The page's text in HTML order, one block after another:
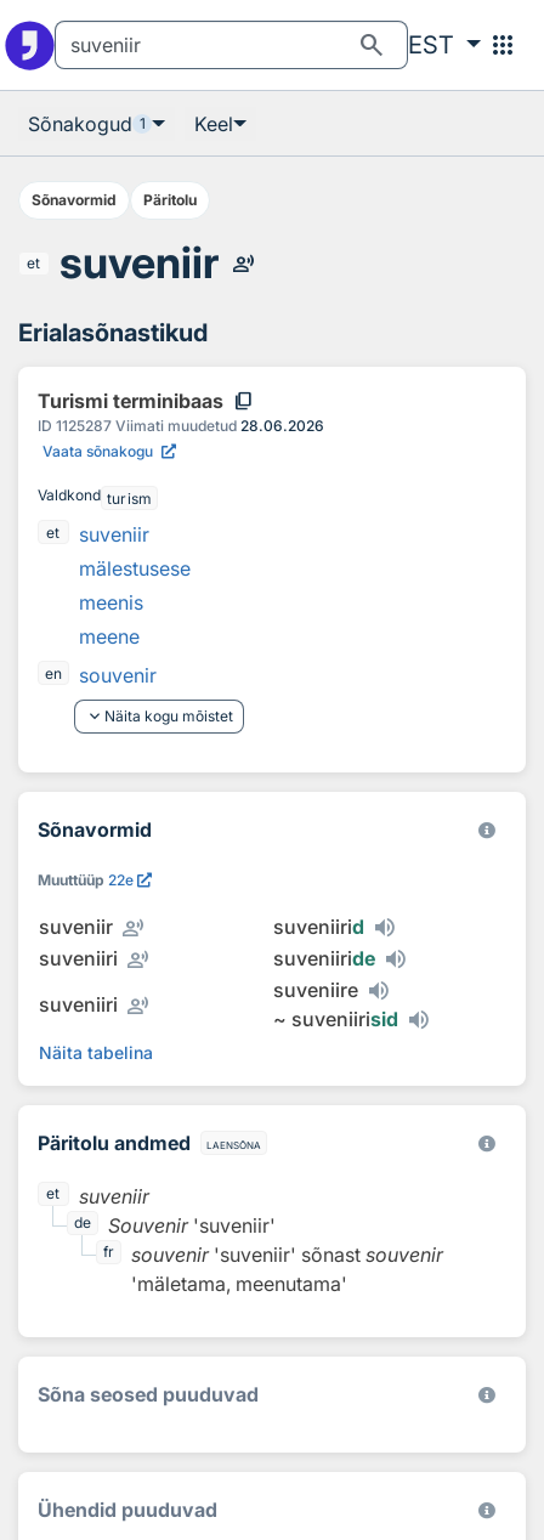
search EST apps
Sõnakogud 1 Keel
Sõnavormid Päritolu
et suveniir record_voice_over
Erialasõnastikud
Turismi terminibaas content_copy
ID 1125287 Viimati muudetud 28.06.2026
Vaata sõnakogu
Valdkond turism
et
suveniir
mälestusese
meenis
meene
en
souvenir
keyboard_arrow_down Näita kogu mõistet
Sõnavormid
Muuttüüp 22e
suveniir record_voice_over suveniirid
suveniiri record_voice_over suveniiride
suveniiri record_voice_over
suveniire
~ suveniirisid
Näita tabelina
Päritolu andmed laensõna
et suveniir
de Souvenir 'suveniir'
fr souvenir 'suveniir' sõnastsouvenir
'mäletama, meenutama'
Sõna seosed puuduvad
Ühendid puuduvad